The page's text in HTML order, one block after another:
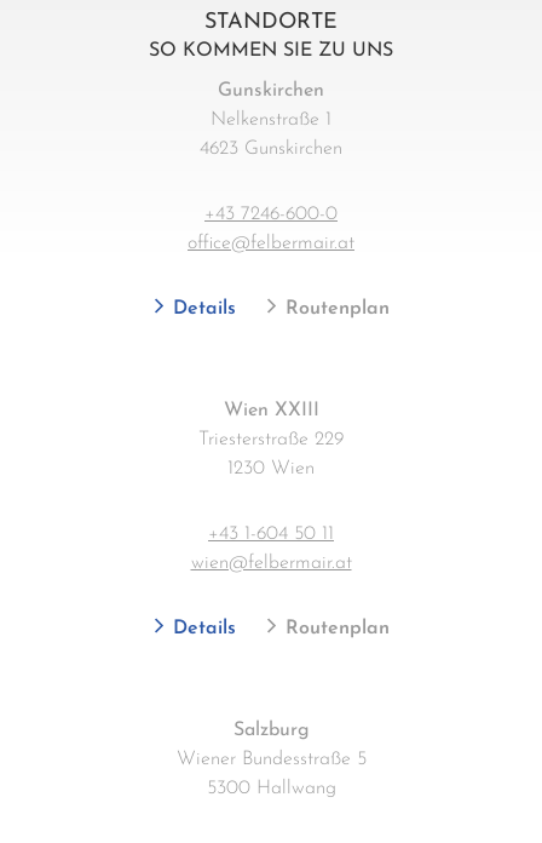
STANDORTE
SO KOMMEN SIE ZU UNS
Gunskirchen
Nelkenstraße 1
4623 Gunskirchen
+43 7246-600-0
office@felbermair.at
Details Routenplan
Wien XXIII
Triesterstraße 229
1230 Wien
+43 1-604 50 11
wien@felbermair.at
Details Routenplan
Salzburg
Wiener Bundesstraße 5
5300 Hallwang